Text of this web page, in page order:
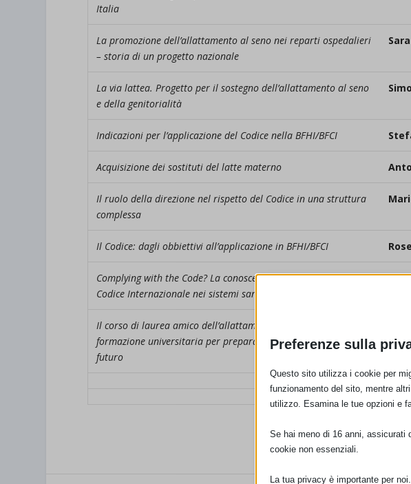
Italia
La promozione dell’allattamento al seno nei reparti ospedalieri
– storia di un progetto nazionale
La via lattea. Progetto per il sostegno dell’allattamento al seno
e della genitorialità
Indicazioni per l’applicazione del Codice nella BFHI/BFCI
Acquisizione dei sostituti del latte materno
Il ruolo della direzione nel rispetto del Codice in una struttura
complessa
Il Codice: dagli obbiettivi all’applicazione in BFHI/BFCI
Complying with the Code? La conoscenza e l’applicazione del
Codice Internazionale nei sistemi sanitari
Il corso di laurea amico dell’allattamento materno. La
formazione universitaria per preparare i professionisti del
futuro
Preferenze sulla
Questo sito utilizza i cookie per
funzionamento del sito, mentre
utilizzo. Esamina le tue opzioni e
Se hai meno di 16 anni, assicurati
cookie non essenziali.
La tua privacy è importante per